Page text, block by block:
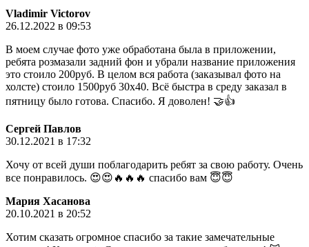
Vladimir Victorov
26.12.2022 в 09:53
В моем случае фото уже обработана была в приложении,
ребята розмазали задний фон и убрали название приложения
это стоило 200руб. В целом вся работа (заказывал фото на
холсте) стоило 1500руб 30х40. Всё быстра в среду заказал в
пятницу было готова. Спасибо. Я доволен! 🤝👍
Сергей Павлов
30.12.2021 в 17:32
Хочу от всей души поблагодарить ребят за свою работу. Очень
все понравилось. 😍😍🔥🔥🔥 спасибо вам 😇😇
Мария Хасанова
20.10.2021 в 20:52
Хотим сказать огромное спасибо за такие замечательные